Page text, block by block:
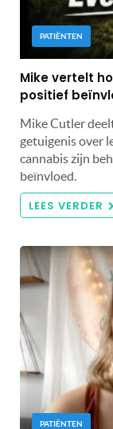
PATIËNTEN
Mike vertelt
positief
Mike Cutler
getuigenis over
cannabis zijn
beïnvloed.
LEES VERDER
PATIËNTEN